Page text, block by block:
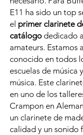
E11 ha sido un top
el primer clarinete
catálogo dedicado
amateurs. Estamos
conocido en todos
escuelas de música
música. Este
en uno de los
Crampon en
un clarinete de
calidad y un sonido